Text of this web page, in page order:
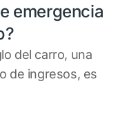
emergencia
del carro, una
de ingresos, es